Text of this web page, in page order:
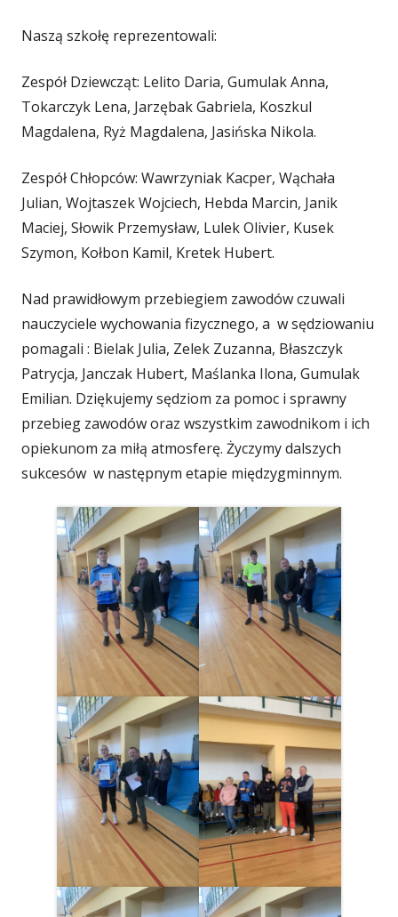
Naszą szkołę reprezentowali:
Zespół Dziewcząt: Lelito Daria, Gumulak Anna,
Tokarczyk Lena, Jarzębak Gabriela, Koszkul
Magdalena, Ryż Magdalena, Jasińska Nikola.
Zespół Chłopców: Wawrzyniak Kacper, Wąchała
Julian, Wojtaszek Wojciech, Hebda Marcin, Janik
Maciej, Słowik Przemysław, Lulek Olivier, Kusek
Szymon, Kołbon Kamil, Kretek Hubert.
Nad prawidłowym przebiegiem zawodów czuwali
nauczyciele wychowania fizycznego, a w sędziowaniu
pomagali : Bielak Julia, Zelek Zuzanna, Błaszczyk
Patrycja, Janczak Hubert, Maślanka Ilona, Gumulak
Emilian. Dziękujemy sędziom za pomoc i sprawny
przebieg zawodów oraz wszystkim zawodnikom i ich
opiekunom za miłą atmosferę. Życzymy dalszych
sukcesów w następnym etapie międzygminnym.